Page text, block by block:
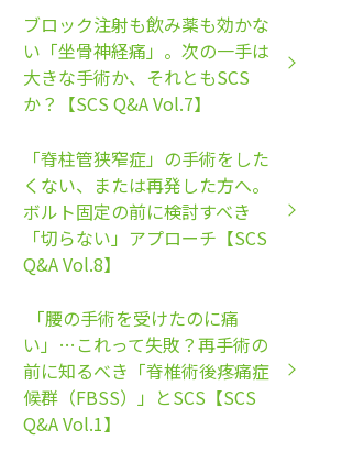
ブロック注射も飲み薬も効かな
い「坐骨神経痛」。次の一手は
大きな手術か、それともSCS
か？【SCS Q&A Vol.7】
「脊柱管狭窄症」の手術をした
くない、または再発した方へ。
ボルト固定の前に検討すべき
「切らない」アプローチ【SCS
Q&A Vol.8】
「腰の手術を受けたのに痛
い」…これって失敗？再手術の
前に知るべき「脊椎術後疼痛症
候群（FBSS）」とSCS【SCS
Q&A Vol.1】